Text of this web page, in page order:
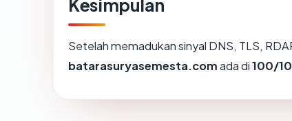
Kesimpulan
Setelah memadukan sinyal DNS, TLS,
batarasuryasemesta.comada di100/